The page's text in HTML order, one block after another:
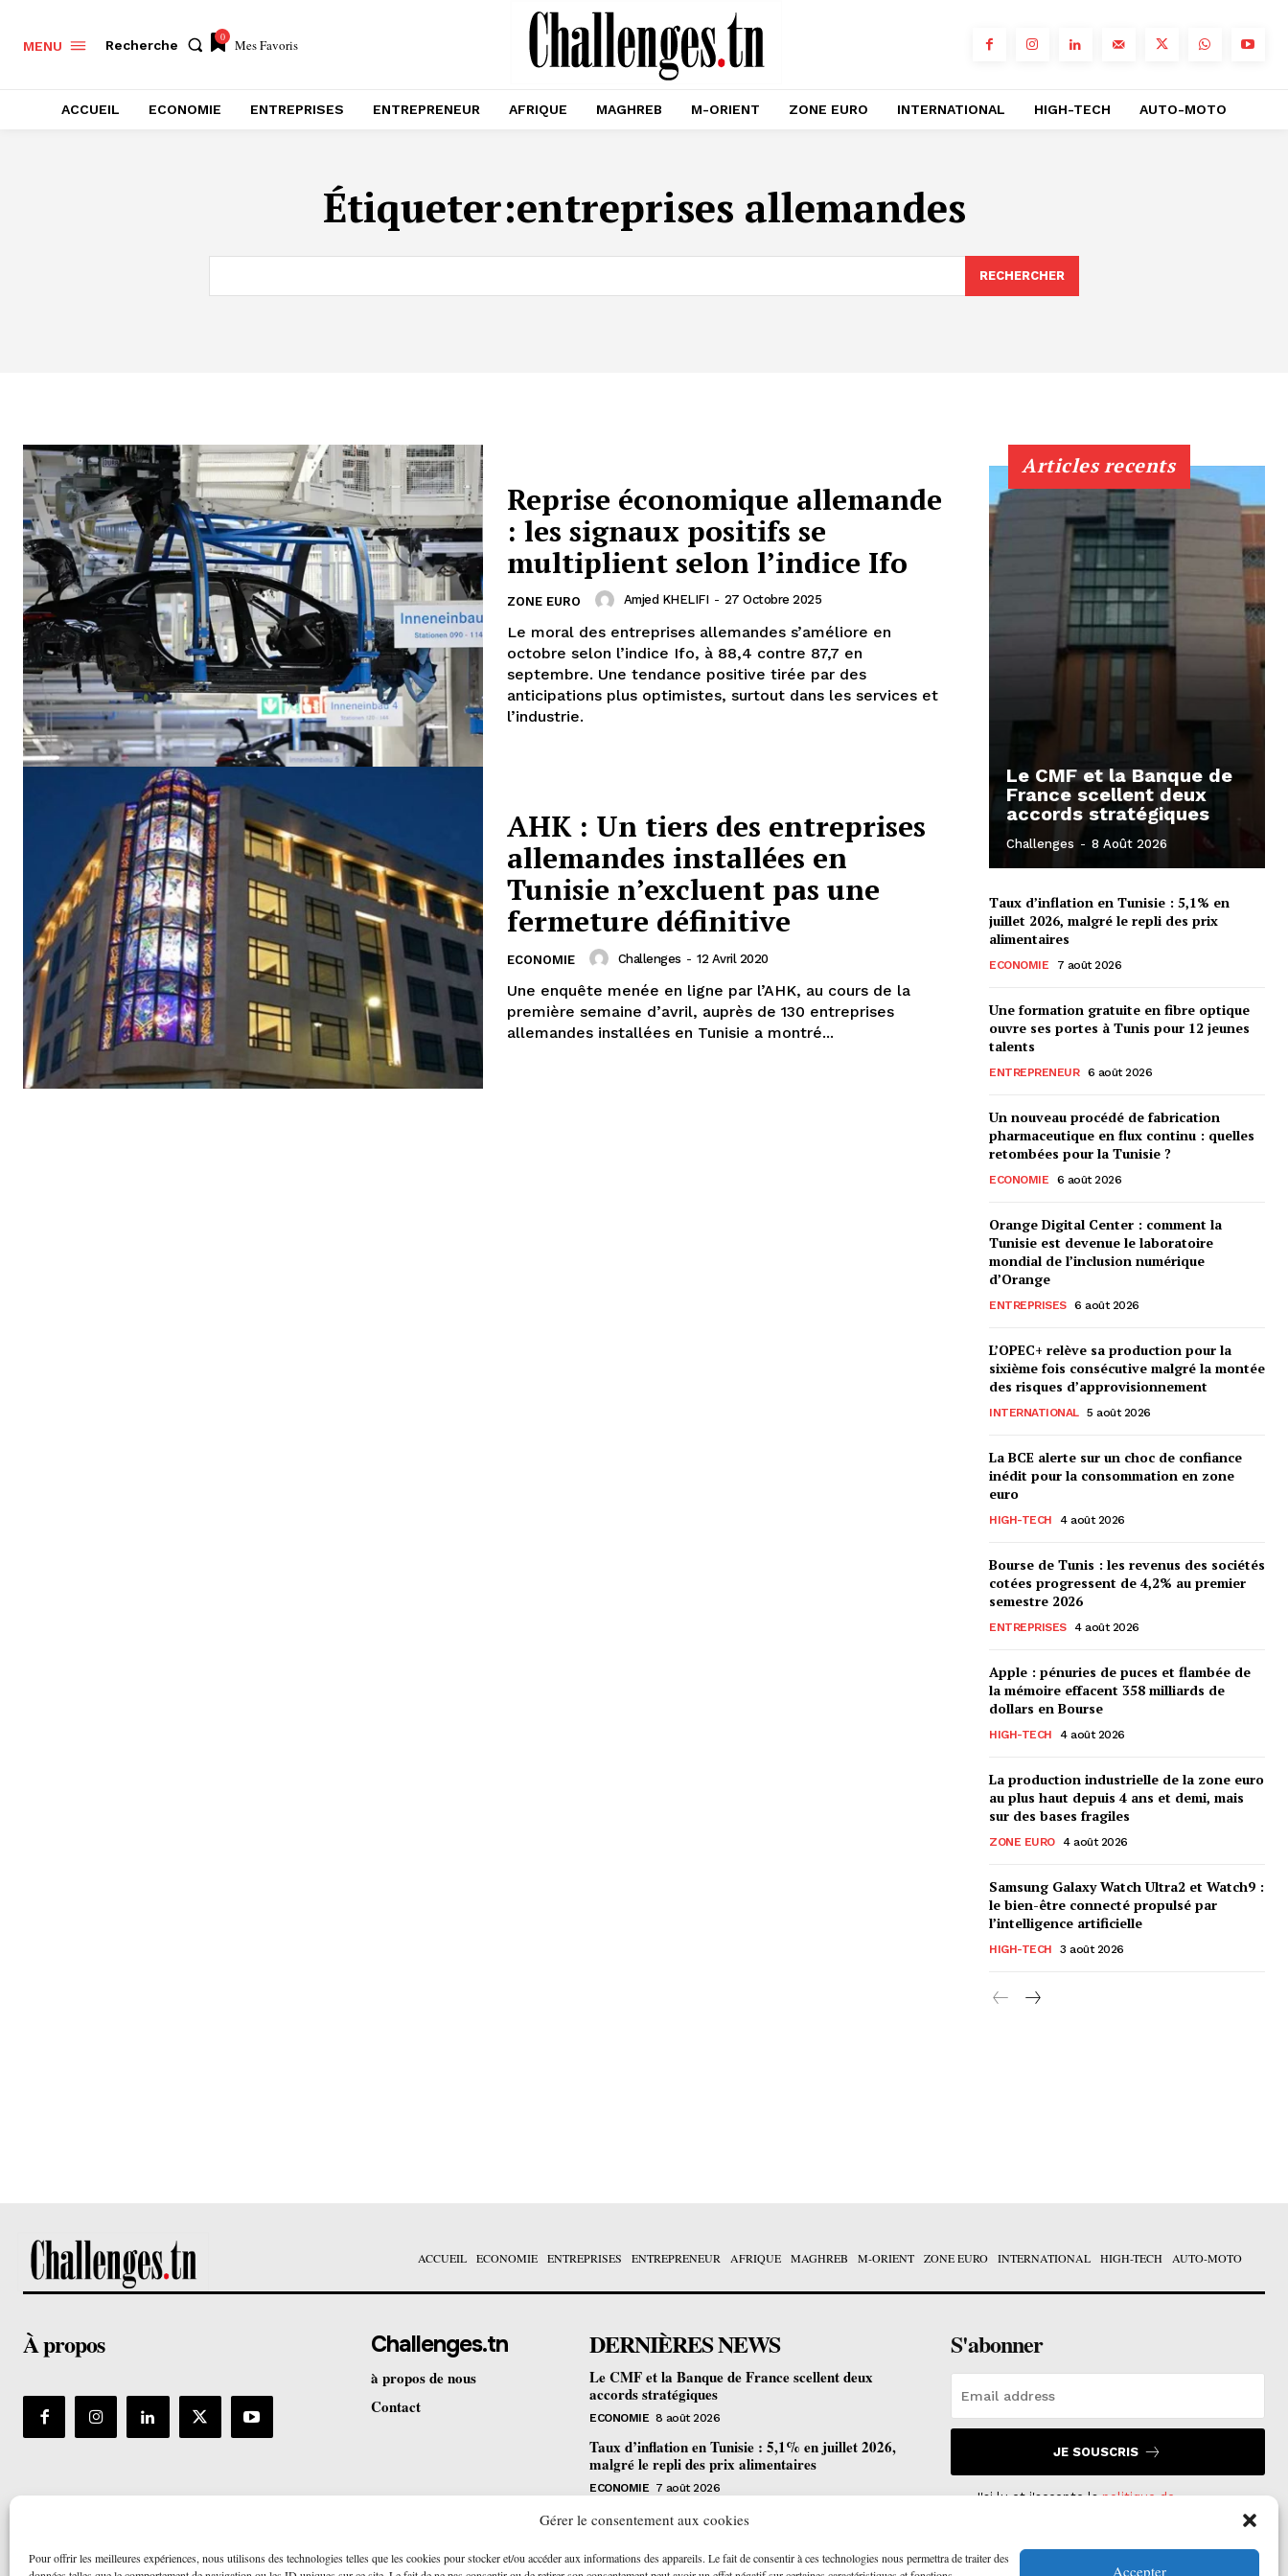
Gérer le consentement aux cookies
Pour offrir les meilleures expériences, nous utilisons des technologies telles que les cookies pour stocker et/ou accéder aux informations des appareils. Le fait de consentir à ces technologies nous permettra de traiter des
Accepter
MENU Recherche
0 Mes Favoris
ACCUEIL ECONOMIE ENTREPRISES ENTREPRENEUR AFRIQUE MAGHREB M-ORIENT ZONE EURO INTERNATIONAL HIGH-TECH AUTO-MOTO
Étiqueter:entreprises allemandes
RECHERCHER
Reprise économique allemande
: les signaux positifs se
multiplient selon l’indice Ifo
ZONE EURO Amjed KHELIFI - 27 Octobre 2025
Le moral des entreprises allemandes s’améliore en
octobre selon l’indice Ifo, à 88,4 contre 87,7 en
septembre. Une tendance positive tirée par des
anticipations plus optimistes, surtout dans les services et
l’industrie.
AHK : Un tiers des entreprises
allemandes installées en
Tunisie n’excluent pas une
fermeture définitive
ECONOMIE Challenges - 12 Avril 2020
Une enquête menée en ligne par l’AHK, au cours de la
première semaine d’avril, auprès de 130 entreprises
allemandes installées en Tunisie a montré...
Articles recents
Le CMF et la Banque de
France scellent deux
accords stratégiques
Challenges - 8 Août 2026
Taux d’inflation en Tunisie : 5,1% en
juillet 2026, malgré le repli des prix
alimentaires
ECONOMIE 7 août 2026
Une formation gratuite en fibre optique
ouvre ses portes à Tunis pour 12 jeunes
talents
ENTREPRENEUR 6 août 2026
Un nouveau procédé de fabrication
pharmaceutique en flux continu : quelles
retombées pour la Tunisie ?
ECONOMIE 6 août 2026
Orange Digital Center : comment la
Tunisie est devenue le laboratoire
mondial de l’inclusion numérique
d’Orange
ENTREPRISES 6 août 2026
L’OPEC+ relève sa production pour la
sixième fois consécutive malgré la montée
des risques d’approvisionnement
INTERNATIONAL 5 août 2026
La BCE alerte sur un choc de confiance
inédit pour la consommation en zone
euro
HIGH-TECH 4 août 2026
Bourse de Tunis : les revenus des sociétés
cotées progressent de 4,2% au premier
semestre 2026
ENTREPRISES 4 août 2026
Apple : pénuries de puces et flambée de
la mémoire effacent 358 milliards de
dollars en Bourse
HIGH-TECH 4 août 2026
La production industrielle de la zone euro
au plus haut depuis 4 ans et demi, mais
sur des bases fragiles
ZONE EURO 4 août 2026
Samsung Galaxy Watch Ultra2 et Watch9 :
le bien-être connecté propulsé par
l’intelligence artificielle
HIGH-TECH 3 août 2026
ACCUEIL ECONOMIE ENTREPRISES ENTREPRENEUR AFRIQUE MAGHREB M-ORIENT ZONE EURO INTERNATIONAL HIGH-TECH AUTO-MOTO
À propos Challenges.tn
à propos de nous
Contact
DERNIÈRES NEWS
Le CMF et la Banque de France scellent deux
accords stratégiques
ECONOMIE 8 août 2026
Taux d’inflation en Tunisie : 5,1% en juillet 2026,
malgré le repli des prix alimentaires
ECONOMIE 7 août 2026
Une formation gratuite en fibre optique ouvre ses
ENTREPRENEUR 6 août 2026
S'abonner
JE SOUSCRIS
J'ai lu et j'accepte lapolitique de